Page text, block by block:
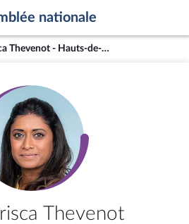
nationale
Mme Prisca Thevenot - Hauts-de-Seine (8e circonscription)
Thevenot